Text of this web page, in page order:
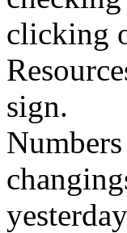
clicking
sign.